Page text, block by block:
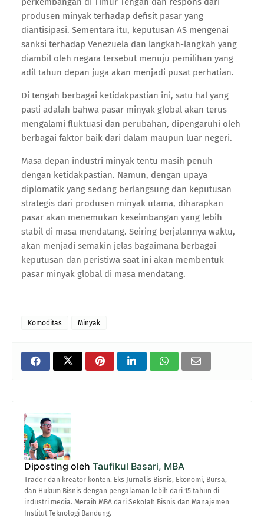
produsen minyak terhadap defisit pasar yang
diantisipasi. Sementara itu, keputusan AS mengenai
sanksi terhadap Venezuela dan langkah-langkah yang
diambil oleh negara tersebut menuju pemilihan yang
adil tahun depan juga akan menjadi pusat perhatian.
Di tengah berbagai ketidakpastian ini, satu hal yang
pasti adalah bahwa pasar minyak global akan terus
mengalami fluktuasi dan perubahan, dipengaruhi oleh
berbagai faktor baik dari dalam maupun luar negeri.
Masa depan industri minyak tentu masih penuh
dengan ketidakpastian. Namun, dengan upaya
diplomatik yang sedang berlangsung dan keputusan
strategis dari produsen minyak utama, diharapkan
pasar akan menemukan keseimbangan yang lebih
stabil di masa mendatang. Seiring berjalannya waktu,
akan menjadi semakin jelas bagaimana berbagai
keputusan dan peristiwa saat ini akan membentuk
pasar minyak global di masa mendatang.
Komoditas Minyak
Diposting oleh Taufikul Basari, MBA
Trader dan kreator konten. Eks Jurnalis Bisnis, Ekonomi, Bursa,
dan Hukum Bisnis dengan pengalaman lebih dari 15 tahun di
industri media. Meraih MBA dari Sekolah Bisnis dan Manajemen
Institut Teknologi Bandung.